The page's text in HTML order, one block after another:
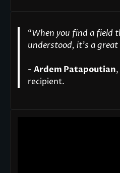
“When you find a field
understood, it’s a
- Ardem Patapoutian
recipient.